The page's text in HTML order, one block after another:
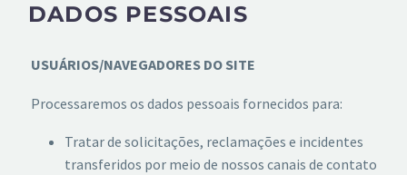
DADOS PESSOAIS
USUÁRIOS/NAVEGADORES DO SITE
Processaremos os dados pessoais fornecidos para:
Tratar de solicitações, reclamações e incidentes
transferidos por meio de nossos canais de contato